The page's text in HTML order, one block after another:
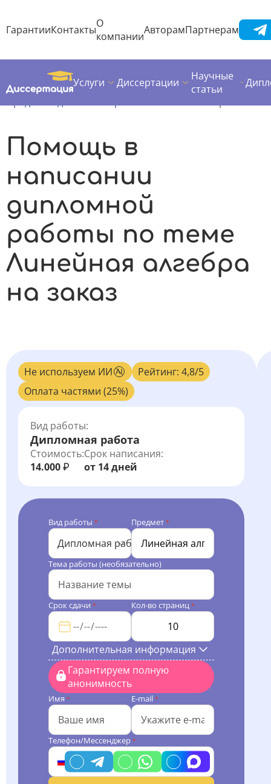
ГарантииКонтактыО
компанииАвторамПартнерам
Услуги Диссертации
Научные
статьи
ДиссертацияДипломная работа
Помощь в
написании
дипломной
работы по теме
Линейная алгебра
на заказ
Не используем ИИ
Рейтинг: 4,8/5
Оплата частями (25%)
Вид работы:
Дипломная работа
Стоимость:
14.000 ₽
Срок написания:
от 14 дней
Вид работы *
Дипломная работа
Предмет *
Тема работы (необязательно)
Срок сдачи * Кол-во страниц *
Дополнительная информация
Гарантируем полную
анонимность
Имя * E-mail *
Телефон/Мессенджер *